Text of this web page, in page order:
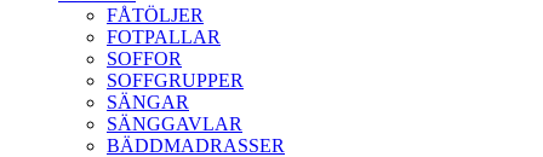
FÅTÖLJER
FOTPALLAR
SOFFOR
SOFFGRUPPER
SÄNGAR
SÄNGGAVLAR
BÄDDMADRASSER